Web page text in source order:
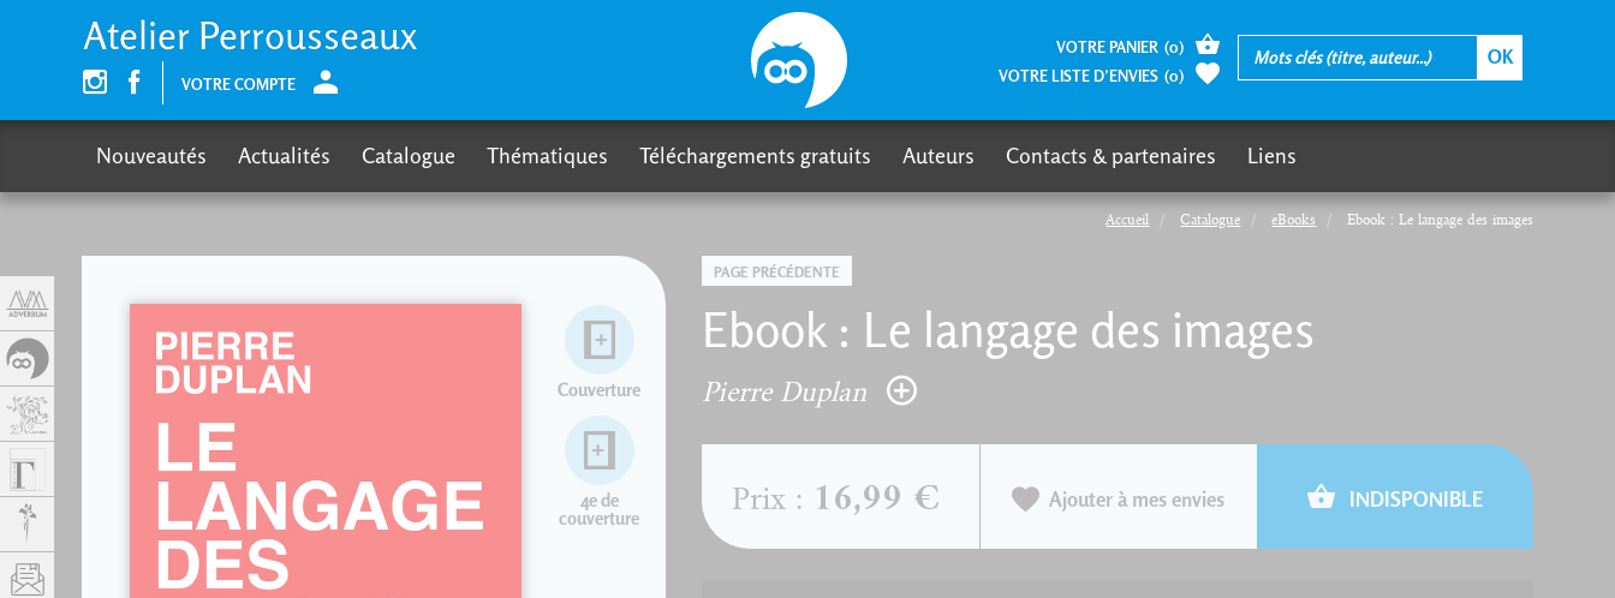
Accueil Catalogue eBooks Ebook : Le langage des images
PAGE PRÉCÉDENTE
Ebook : Le langage des images
Pierre Duplan
Couverture
4e de
couverture
Prix : 16,99 € Ajouter à mes envies INDISPONIBLE
Atelier Perrousseaux
VOTRE COMPTE
VOTRE PANIER (0)
VOTRE LISTE D’ENVIES (0)
Nouveautés Actualités Catalogue Thématiques Téléchargements gratuits Auteurs Contacts & partenaires Liens
Panneau de gestion des cookies